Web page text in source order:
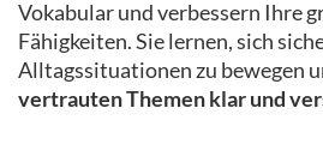
Vokabular und verbessern Ihre
Fähigkeiten. Sie lernen, sich
Alltagssituationen zu bewegen
vertrauten Themen klar und